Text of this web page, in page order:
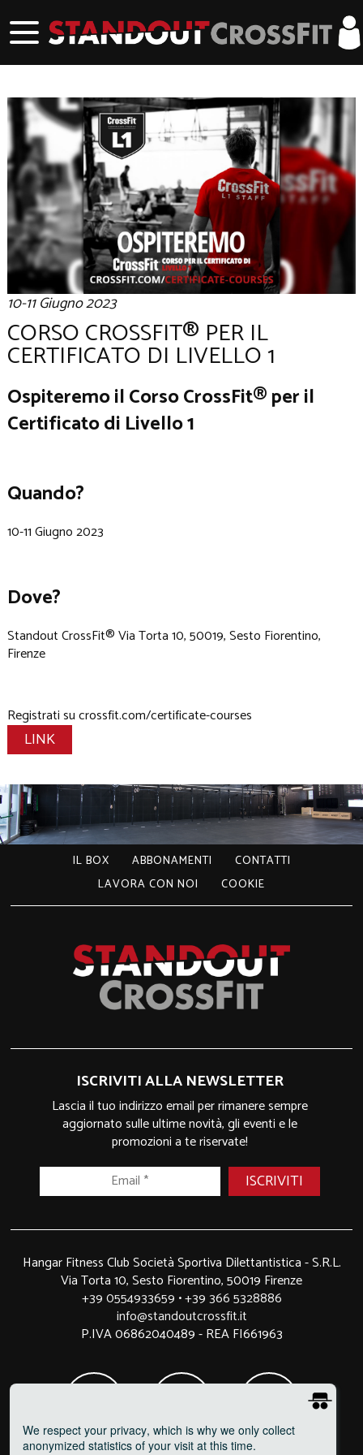
10-11 Giugno 2023
CORSO CROSSFIT®️ PER IL
CERTIFICATO DI LIVELLO 1
Ospiteremo il Corso CrossFit®️ per il
Certificato di Livello 1
Quando?
10-11 Giugno 2023
Dove?
Standout CrossFit®️ Via Torta 10, 50019, Sesto Fiorentino,
Firenze
Registrati su crossfit.com/certificate-courses
LINK
IL BOX ABBONAMENTI
CONTATTI
LAVORA CON NOI
COOKIE
ISCRIVITI ALLA NEWSLETTER
Lascia il tuo indirizzo email per rimanere sempre
aggiornato sulle ultime novità, gli eventi e le
promozioni a te riservate!
Hangar Fitness Club Società Sportiva Dilettantistica - S.R.L.
Via Torta 10, Sesto Fiorentino, 50019 Firenze
+39 0554933659 •+39 366 5328886
info@standoutcrossfit.it
P.IVA 06862040489 - REA FI661963
We respect your privacy, which is why we only collect
anonymized statistics of your visit at this time.